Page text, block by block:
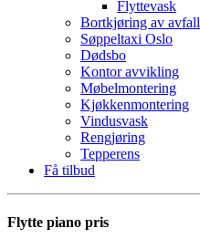
Flyttevask
Bortkjøring av avfall
Søppeltaxi Oslo
Dødsbo
Kontor avvikling
Møbelmontering
Kjøkkenmontering
Vindusvask
Rengjøring
Tepperens
Få tilbud
Flytte piano pris